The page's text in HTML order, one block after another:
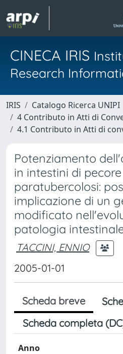
CINECA IRIS
Research
IRIS
Catalogo Ricerca UNIPI
4 Contributo in Atti di
4.1 Contributo in Atti di
Potenziamento
in intestini di
paratubercolosi:
implicazione di un
modificato
patologia
TACCINI, ENNIO
2005-01-01
Scheda breve
Scheda completa
Anno